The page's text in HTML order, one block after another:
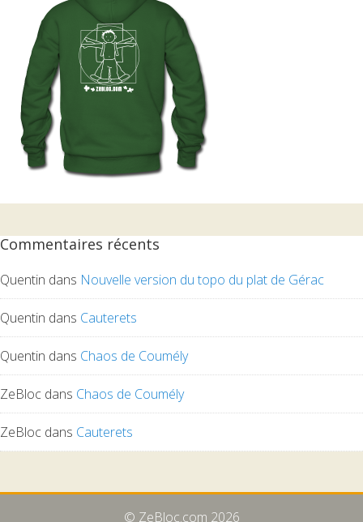
Commentaires récents
Quentin dans Nouvelle version du topo du plat de Gérac
Quentin dans Cauterets
Quentin dans Chaos de Coumély
ZeBloc dans Chaos de Coumély
ZeBloc dans Cauterets
© ZeBloc.com 2026